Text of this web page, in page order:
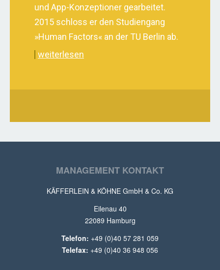
und App-Konzeptioner gearbeitet.
2015 schloss er den Studiengang
»Human Factors« an der TU Berlin ab.
weiterlesen
MANAGEMENT KONTAKT
KÄFFERLEIN & KÖHNE GmbH & Co. KG
Eilenau 40
22089 Hamburg
Telefon: +49 (0)40 57 281 059
Telefax: +49 (0)40 36 948 056